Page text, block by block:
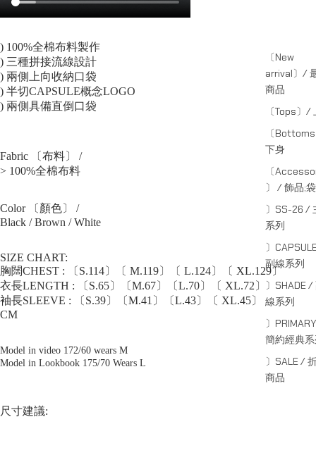
〔New
arrival〕/
商品
〔Tops〕/
〔
下身
〔
〕 / 飾品;袋
〕SS-26 /
系列
〕
副線系列
〕SHADE /
線系列
〕
簡約經典
〕SALE /
商品
) 100%全棉布料製作
) 三種拼接流線設計
) 兩側上向收納口袋
) 半切CAPSULE概念LOGO
) 兩側具備直倒口袋
Fabric 〔布料〕 /
> 100%全棉布料
Color 〔顏色〕 /
Black / Brown / White
SIZE CHART:
胸闊CHEST : 〔S.114〕〔 M.119〕〔 L.124〕〔 XL.129〕
衣長LENGTH : 〔S.65〕〔M.67〕〔L.70〕〔 XL.72〕
袖長SLEEVE : 〔S.39〕〔M.41〕〔L.43〕〔 XL.45〕
CM
Model in video 172/60 wears M
Model in Lookbook 175/70 Wears L
尺寸建議: